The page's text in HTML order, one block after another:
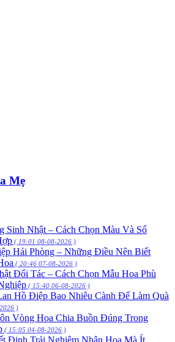
Mẹ
Sinh Nhật – Cách Chọn Màu Và Số
( 19:01 08-08-2026 )
Hải Phòng – Những Điều Nên Biết
( 20:46 07-08-2026 )
Đối Tác – Cách Chọn Mẫu Hoa Phù
( 15:40 06-08-2026 )
Hồ Điệp Bao Nhiêu Cành Để Làm Quà
)
Vòng Hoa Chia Buồn Đúng Trong
( 15:05 04-08-2026 )
Định Trải Nghiệm Nhận Hoa Mà Ít